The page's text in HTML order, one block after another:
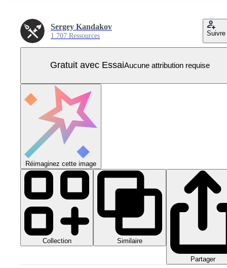
Sergey Kandakov
1 707 Ressources Suivre
Gratuit avec EssaiAucune attribution requise
Réimaginez cette image
Collection Similaire
Partager